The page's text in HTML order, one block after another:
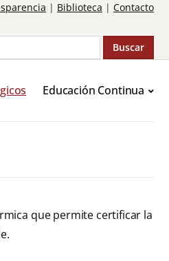
| Biblioteca | Contacto
Buscar
Educación Continua
que permite certificar la